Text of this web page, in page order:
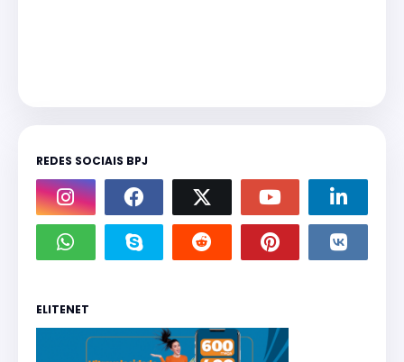
REDES SOCIAIS BPJ
ELITENET